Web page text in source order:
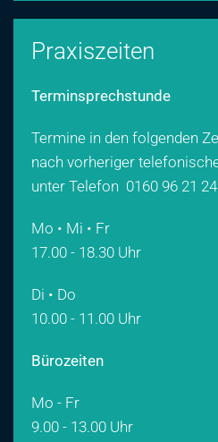
Praxiszeiten
Terminsprechstunde
Termine in den folgenden
nach vorheriger
unter Telefon 0160 96 21
Mo • Mi • Fr
17.00 - 18.30 Uhr
Di • Do
10.00 - 11.00 Uhr
Bürozeiten
Mo - Fr
9.00 - 13.00 Uhr